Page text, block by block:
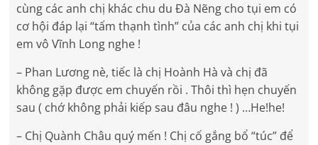
cùng các anh chị khác chu du Đà Nẽng cho tụi em có
cơ hội đáp lại “tấm thạnh tình” của các anh chị khi tụi
em vô Vĩnh Long nghe !
– Phan Lương nè, tiếc là chị Hoành Hà và chị đã
không gặp được em chuyến rồi . Thôi thì hẹn chuyến
sau ( chớ không phải kiếp sau đâu nghe ! ) …He!he!
– Chị Quành Châu quý mến ! Chị cố gắng bổ “túc” để